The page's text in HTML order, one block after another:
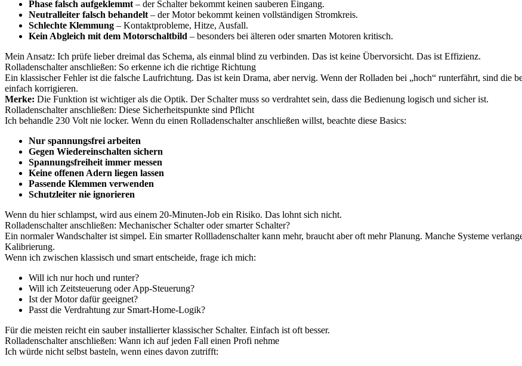
Phase falsch aufgeklemmt – der Schalter bekommt keinen sauberen Eingang.
Neutralleiter falsch behandelt – der Motor bekommt keinen vollständigen Stromkreis.
Schlechte Klemmung – Kontaktprobleme, Hitze, Ausfall.
Kein Abgleich mit dem Motorschaltbild – besonders bei älteren oder smarten Motoren kritisch.
Mein Ansatz: Ich prüfe lieber dreimal das Schema, als einmal blind zu verbinden. Das ist keine Übervorsicht. Das ist Effizienz.
Rolladenschalter anschließen: So erkenne ich die richtige Richtung
Ein klassischer Fehler ist die falsche Laufrichtung. Das ist kein Drama, aber nervig. Wenn der Rolladen bei „hoch“ runterfährt, sind die
einfach korrigieren.
Merke: Die Funktion ist wichtiger als die Optik. Der Schalter muss so verdrahtet sein, dass die Bedienung logisch und sicher ist.
Rolladenschalter anschließen: Diese Sicherheitspunkte sind Pflicht
Ich behandle 230 Volt nie locker. Wenn du einen Rolladenschalter anschließen willst, beachte diese Basics:
Nur spannungsfrei arbeiten
Gegen Wiedereinschalten sichern
Spannungsfreiheit immer messen
Keine offenen Adern liegen lassen
Passende Klemmen verwenden
Schutzleiter nie ignorieren
Wenn du hier schlampst, wird aus einem 20-Minuten-Job ein Risiko. Das lohnt sich nicht.
Rolladenschalter anschließen: Mechanischer Schalter oder smarter Schalter?
Ein normaler Wandschalter ist simpel. Ein smarter Rollladenschalter kann mehr, braucht aber oft mehr Planung. Manche Systeme
Kalibrierung.
Wenn ich zwischen klassisch und smart entscheide, frage ich mich:
Will ich nur hoch und runter?
Will ich Zeitsteuerung oder App-Steuerung?
Ist der Motor dafür geeignet?
Passt die Verdrahtung zur Smart-Home-Logik?
Für die meisten reicht ein sauber installierter klassischer Schalter. Einfach ist oft besser.
Rolladenschalter anschließen: Wann ich auf jeden Fall einen Profi nehme
Ich würde nicht selbst basteln, wenn eines davon zutrifft: